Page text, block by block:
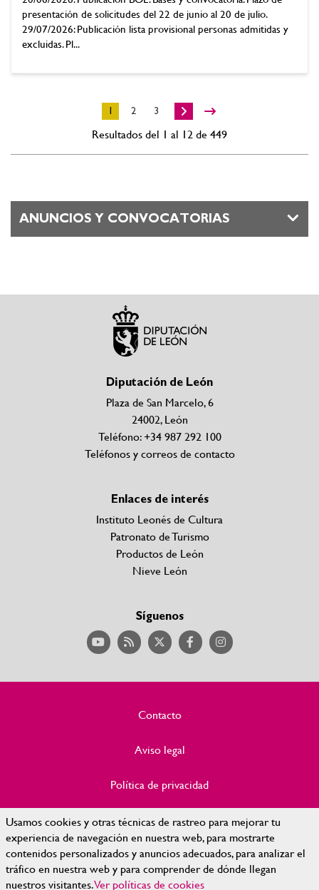
Usamos cookies y otras técnicas de rastreo para mejorar tu
experiencia de navegación en nuestra web, para mostrarte
contenidos personalizados y anuncios adecuados, para analizar el
tráfico en nuestra web y para comprender de dónde llegan
nuestros visitantes.Ver políticas de cookies
presentación de solicitudes del 22 de junio al 20 de julio.
29/07/2026: Publicación lista provisional personas admitidas y
excluidas. Pl...
Resultados del 1 al 12 de 449
2 3
ANUNCIOS Y CONVOCATORIAS
Diputación de León
Plaza de San Marcelo, 6
24002, León
Teléfono: +34 987 292 100
Teléfonos y correos de contacto
Enlaces de interés
Instituto Leonés de Cultura
Patronato de Turismo
Productos de León
Nieve León
Síguenos
Contacto
Aviso legal
Política de privacidad
Política de Cookies
Accesibilidad